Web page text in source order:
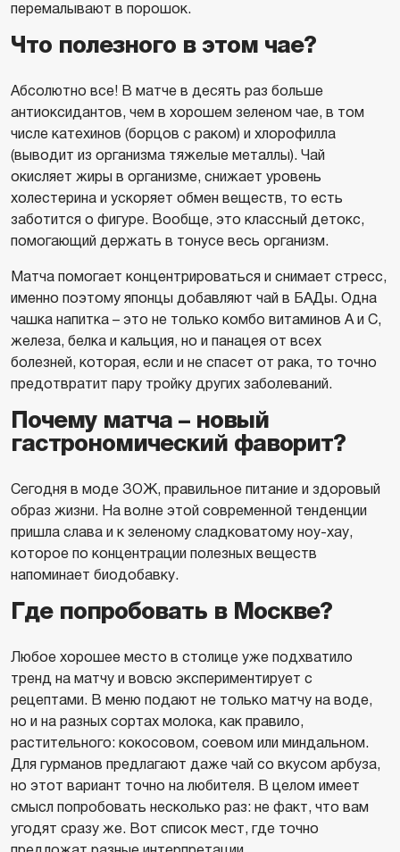
перемалывают в порошок.
Что полезного в этом чае?
Абсолютно все! В матче в десять раз больше
антиоксидантов, чем в хорошем зеленом чае, в том
числе катехинов (борцов с раком) и хлорофилла
(выводит из организма тяжелые металлы). Чай
окисляет жиры в организме, снижает уровень
холестерина и ускоряет обмен веществ, то есть
заботится о фигуре. Вообще, это классный детокс,
помогающий держать в тонусе весь организм.
Матча помогает концентрироваться и снимает стресс,
именно поэтому японцы добавляют чай в БАДы. Одна
чашка напитка – это не только комбо витаминов А и С,
железа, белка и кальция, но и панацея от всех
болезней, которая, если и не спасет от рака, то точно
предотвратит пару тройку других заболеваний.
Почему матча – новый
гастрономический фаворит?
Сегодня в моде ЗОЖ, правильное питание и здоровый
образ жизни. На волне этой современной тенденции
пришла слава и к зеленому сладковатому ноу-хау,
которое по концентрации полезных веществ
напоминает биодобавку.
Где попробовать в Москве?
Любое хорошее место в столице уже подхватило
тренд на матчу и вовсю экспериментирует с
рецептами. В меню подают не только матчу на воде,
но и на разных сортах молока, как правило,
растительного: кокосовом, соевом или миндальном.
Для гурманов предлагают даже чай со вкусом арбуза,
но этот вариант точно на любителя. В целом имеет
смысл попробовать несколько раз: не факт, что вам
угодят сразу же. Вот список мест, где точно